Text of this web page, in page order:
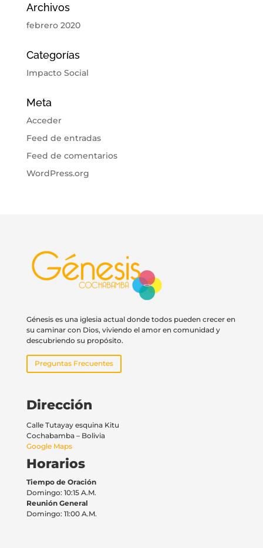
Archivos
febrero 2020
Categorías
Impacto Social
Meta
Acceder
Feed de entradas
Feed de comentarios
WordPress.org
Génesis es una iglesia actual donde todos pueden crecer en
su caminar con Dios, viviendo el amor en comunidad y
descubriendo su propósito.
Preguntas Frecuentes
Dirección
Calle Tutayay esquina Kitu
Cochabamba – Bolivia
Google Maps
Horarios
Tiempo de Oración
Domingo: 10:15 A.M.
Reunión General
Domingo: 11:00 A.M.